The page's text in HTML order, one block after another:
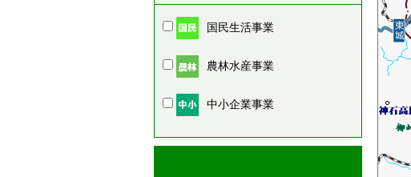
国民生活事業
農林水産事業
中小企業事業